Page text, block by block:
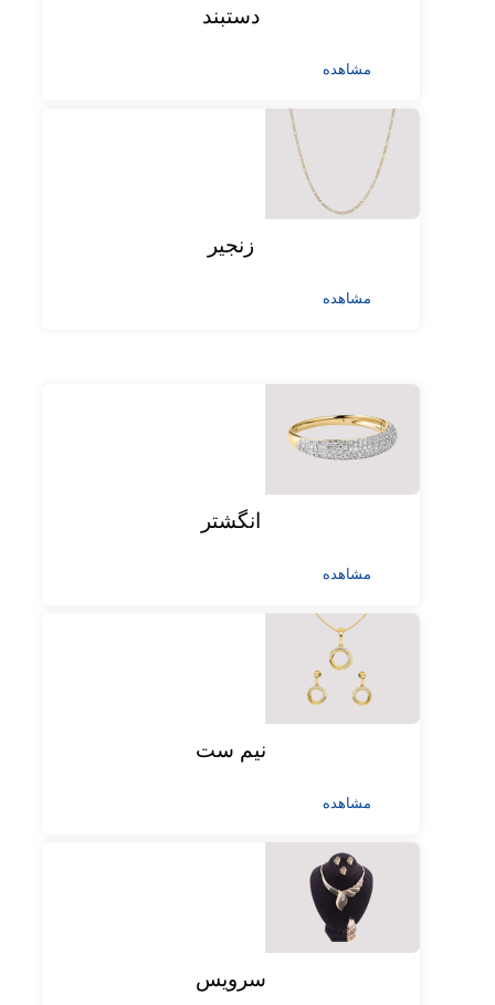
دستبند
مشاهده
زنجیر
مشاهده
انگشتر
مشاهده
نیم ست
مشاهده
سرویس